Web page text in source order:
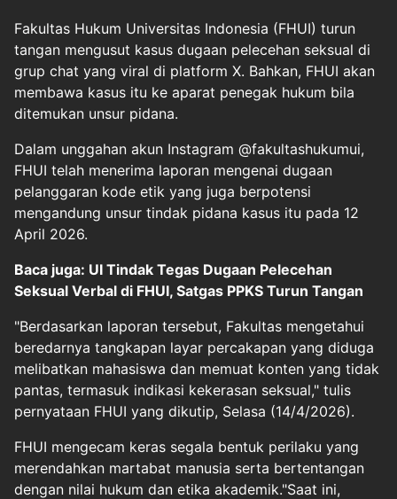
Fakultas Hukum Universitas Indonesia (FHUI) turun
tangan mengusut kasus dugaan pelecehan seksual di
grup chat yang viral di platform X. Bahkan, FHUI akan
membawa kasus itu ke aparat penegak hukum bila
ditemukan unsur pidana.
Dalam unggahan akun Instagram @fakultashukumui,
FHUI telah menerima laporan mengenai dugaan
pelanggaran kode etik yang juga berpotensi
mengandung unsur tindak pidana kasus itu pada 12
April 2026.
Baca juga: UI Tindak Tegas Dugaan Pelecehan
Seksual Verbal di FHUI, Satgas PPKS Turun Tangan
"Berdasarkan laporan tersebut, Fakultas mengetahui
beredarnya tangkapan layar percakapan yang diduga
melibatkan mahasiswa dan memuat konten yang tidak
pantas, termasuk indikasi kekerasan seksual," tulis
pernyataan FHUI yang dikutip, Selasa (14/4/2026).
FHUI mengecam keras segala bentuk perilaku yang
merendahkan martabat manusia serta bertentangan
dengan nilai hukum dan etika akademik."Saat ini,